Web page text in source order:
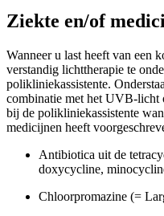
Ziekte en/of
Wanneer u last heeft van een
verstandig lichttherapie te
polikliniekassistente.
combinatie met het UVB-licht
bij de polikliniekassistente
medicijnen heeft
Antibiotica uit de
doxycycline,
Chloorpromazine (=